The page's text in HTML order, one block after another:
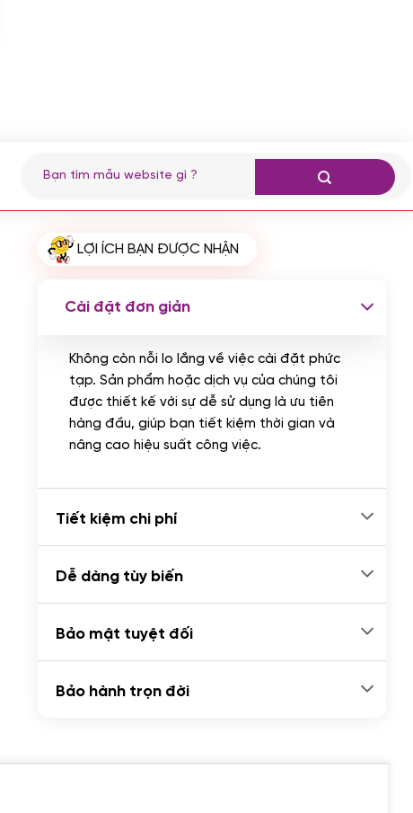
Cài đặt plugin theo yêu cầu
(+100.000 VND)
qua ngân hàng vietcombank,
kiếm:
LỢI ÍCH BẠN ĐƯỢC NHẬN
Cài đặt đơn giản
Không còn nỗi lo lắng về việc cài đặt phức
tạp. Sản phẩm hoặc dịch vụ của chúng tôi
được thiết kế với sự dễ sử dụng là ưu tiên
hàng đầu, giúp bạn tiết kiệm thời gian và
nâng cao hiệu suất công việc.
Tiết kiệm chi phí
Dễ dàng tùy biến
Bảo mật tuyệt đối
Bảo hành trọn đời